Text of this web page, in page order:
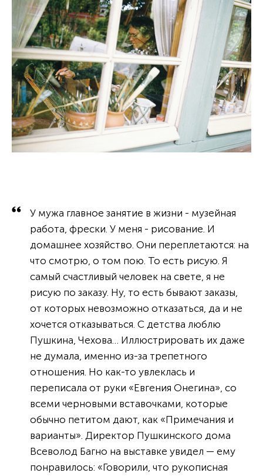
У мужа главное занятие в жизни - музейная
работа, фрески. У меня - рисование. И
домашнее хозяйство. Они переплетаются: на
что смотрю, о том пою. То есть рисую. Я
самый счастливый человек на свете, я не
рисую по заказу. Ну, то есть бывают заказы,
от которых невозможно отказаться, да и не
хочется отказываться. С детства люблю
Пушкина, Чехова… Иллюстрировать их даже
не думала, именно из-за трепетного
отношения. Но как-то увлеклась и
переписала от руки «Евгения Онегина», со
всеми черновыми вставочками, которые
обычно петитом дают, как «Примечания и
варианты». Директор Пушкинского дома
Всеволод Багно на выставке увидел — ему
понравилось: «Говорили, что рукописная